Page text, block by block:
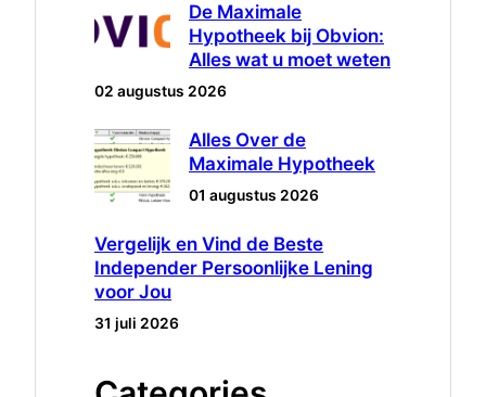
De Maximale
Hypotheek bij Obvion:
Alles wat u moet weten
02 augustus 2026
Alles Over de
Maximale Hypotheek
01 augustus 2026
Vergelijk en Vind de Beste
Independer Persoonlijke Lening
voor Jou
31 juli 2026